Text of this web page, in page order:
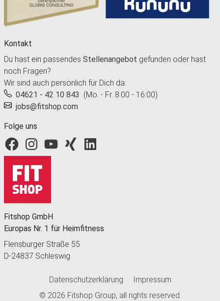
Kontakt
Du hast ein passendes Stellenangebot gefunden oder hast
noch Fragen?
Wir sind auch persönlich für Dich da:
04621 - 42 10 843 (Mo. - Fr. 8:00 - 16:00)
jobs@fitshop.com
Folge uns
Fitshop bei YouTube
Fitshop GmbH
Europas Nr. 1 für Heimfitness
Flensburger Straße 55
D-24837 Schleswig
Datenschutzerklärung
Impressum
© 2026 Fitshop Group, all rights reserved.